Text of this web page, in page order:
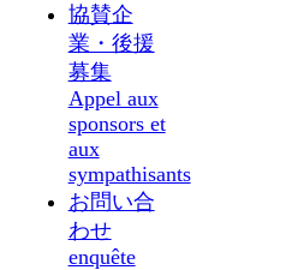
協賛企
業・後援
募集
Appel aux
sponsors et
aux
sympathisants
お問い合
わせ
enquête